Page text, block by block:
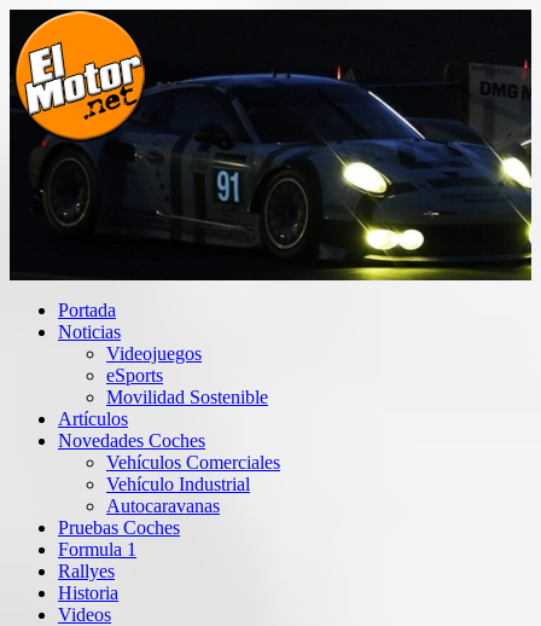
Saltar
contenido
El Motor punto Net
Información sobre novedades y pruebas de Automóviles
Portada
Noticias
Videojuegos
eSports
Movilidad Sostenible
Artículos
Novedades Coches
Vehículos Comerciales
Vehículo Industrial
Autocaravanas
Pruebas Coches
Formula 1
Rallyes
Historia
Videos